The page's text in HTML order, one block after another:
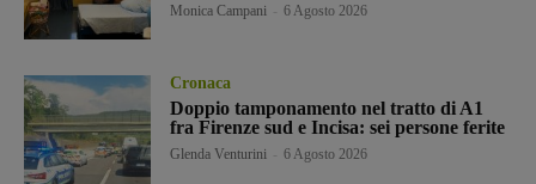
Monica Campani 6 Agosto 2026
Cronaca
Doppio tamponamento nel tratto di A1
fra Firenze sud e Incisa: sei persone ferite
Glenda Venturini 6 Agosto 2026